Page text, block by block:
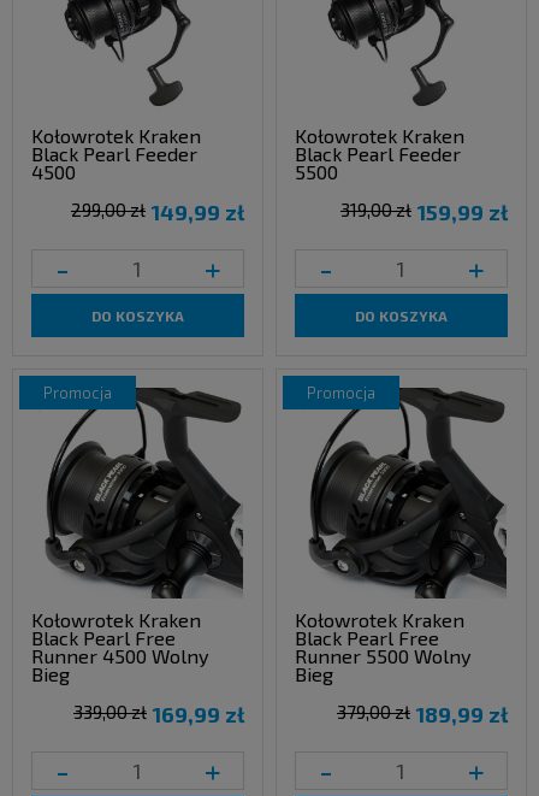
Kołowrotek Kraken
Black Pearl Feeder
4500
149,99 zł
299,00 zł
- +
DO KOSZYKA
Kołowrotek Kraken
Black Pearl Feeder
5500
159,99 zł
319,00 zł
- +
DO KOSZYKA
Kołowrotek Kraken
Black Pearl Free
Runner 4500 Wolny
Bieg
169,99 zł
339,00 zł
- +
promocja
Kołowrotek Kraken
Black Pearl Free
Runner 5500 Wolny
Bieg
189,99 zł
379,00 zł
- +
promocja